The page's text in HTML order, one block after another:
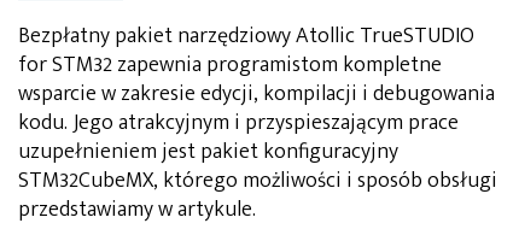
Bezpłatny pakiet narzędziowy Atollic TrueSTUDIO
for STM32 zapewnia programistom kompletne
wsparcie w zakresie edycji, kompilacji i debugowania
kodu. Jego atrakcyjnym i przyspieszającym prace
uzupełnieniem jest pakiet konfiguracyjny
STM32CubeMX, którego możliwości i sposób obsługi
przedstawiamy w artykule.